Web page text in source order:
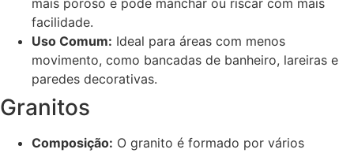
mais poroso e pode manchar ou riscar com mais
facilidade.
Uso Comum: Ideal para áreas com menos
movimento, como bancadas de banheiro, lareiras e
paredes decorativas.
Granitos
Composição: O granito é formado por vários